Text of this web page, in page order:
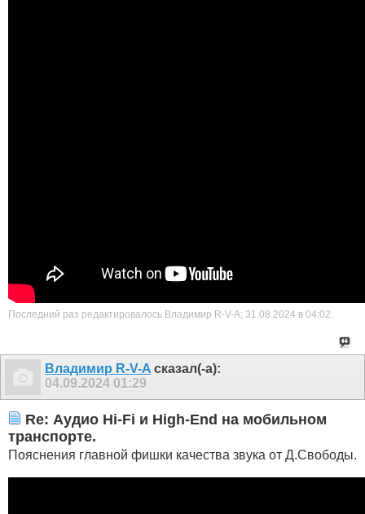
Последний раз редактировалось Владимир R-V-A; 31.08.2024 в 04:02
Владимир R-V-A сказал(-а):
04.09.2024 01:29
Re: Аудио Hi-Fi и High-End на мобильном
транспорте.
Пояснения главной фишки качества звука от Д.Свободы.